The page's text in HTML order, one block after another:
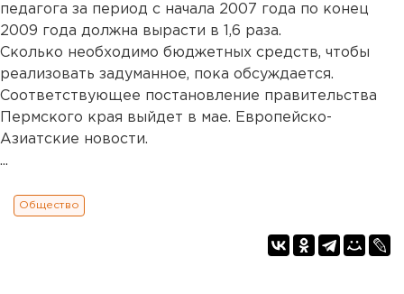
педагога за период с начала 2007 года по конец
2009 года должна вырасти в 1,6 раза.
Сколько необходимо бюджетных средств, чтобы
реализовать задуманное, пока обсуждается.
Соответствующее постановление правительства
Пермского края выйдет в мае. Европейско-
Азиатские новости.
...
Общество